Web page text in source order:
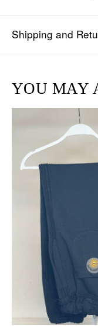
Shipping and
YOU MAY